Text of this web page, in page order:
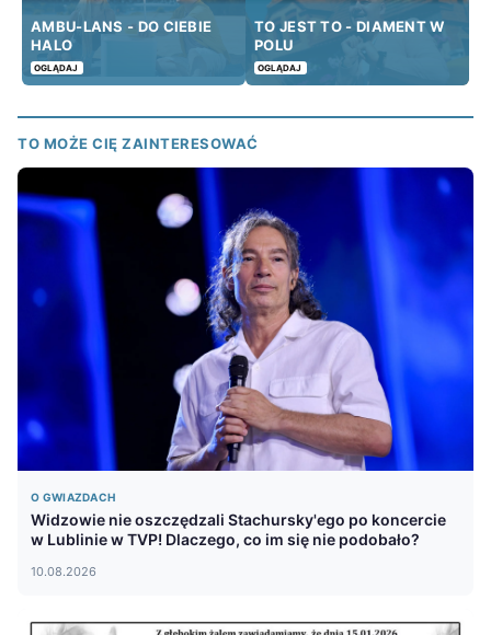
AMBU-LANS - DO CIEBIE
HALO
OGLĄDAJ
TO JEST TO - DIAMENT W
POLU
OGLĄDAJ
TO MOŻE CIĘ ZAINTERESOWAĆ
O GWIAZDACH
Widzowie nie oszczędzali Stachursky'ego po koncercie
w Lublinie w TVP! Dlaczego, co im się nie podobało?
10.08.2026